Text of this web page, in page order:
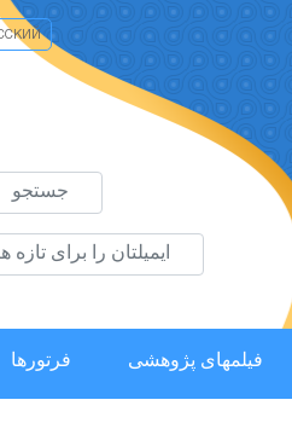
فیلمهای پژوهشی فرتورها